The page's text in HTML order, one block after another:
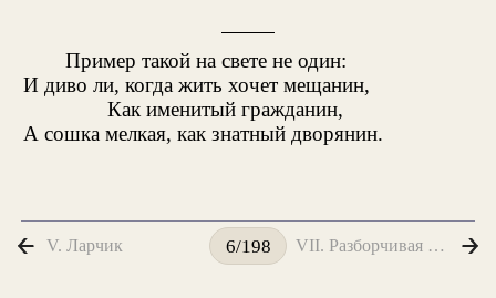
Пример такой на свете не один:
И диво ли, когда жить хочет мещанин,
Как именитый гражданин,
А сошка мелкая, как знатный дворянин.
V. Ларчик 6/198 VII. Разборчивая Невеста